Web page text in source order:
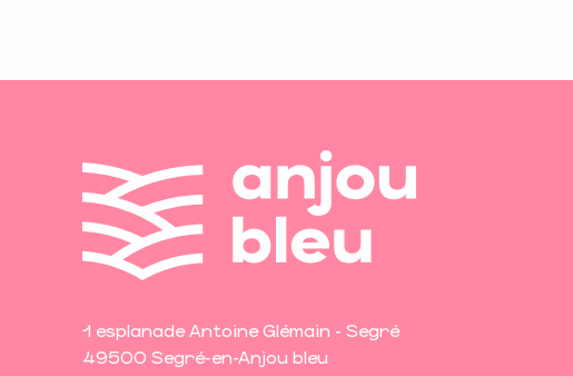
1 esplanade Antoine Glémain - Segré
49500 Segré-en-Anjou bleu